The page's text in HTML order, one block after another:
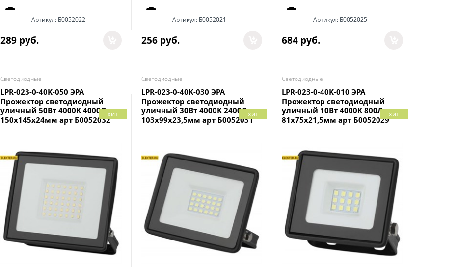
Артикул: Б0052022
289 руб.
Артикул: Б0052021
256 руб.
Артикул: Б0052025
684 руб.
Светодиодные
LPR-023-0-40K-050 ЭРА
Прожектор светодиодный
уличный 50Вт 4000K 4000Лм
150x145x24мм арт Б0052032
хит
Светодиодные
LPR-023-0-40K-030 ЭРА
Прожектор светодиодный
уличный 30Вт 4000K 2400Лм
103x99x23,5мм арт Б0052031
хит
Светодиодные
LPR-023-0-40K-010 ЭРА
Прожектор светодиодный
уличный 10Вт 4000K 800Лм
81x75x21,5мм арт Б0052029
хит